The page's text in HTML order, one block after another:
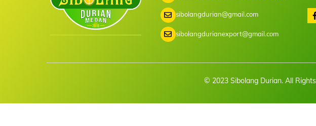
sibolangdurian@gmail.com
sibolangdurianexport@gmail.com
© 2023 Sibolang Durian. All